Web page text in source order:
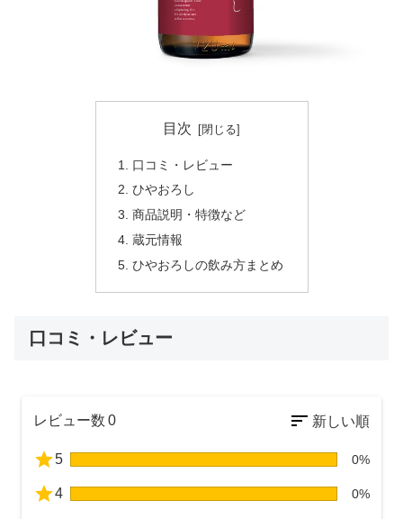
目次
口コミ・レビュー
ひやおろし
商品説明・特徴など
蔵元情報
ひやおろしの飲み方まとめ
口コミ・レビュー
レビュー数 0
5 0%
4 0%